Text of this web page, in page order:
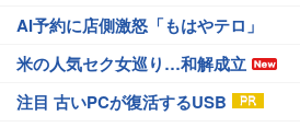
AI予約に店側激怒「もはやテロ」
米の人気セク女巡り…和解成立
注目 古いPCが復活するUSB